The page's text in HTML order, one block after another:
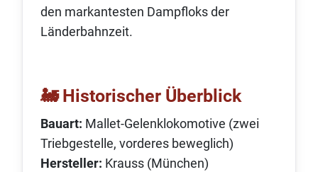
den markantesten Dampfloks der
Länderbahnzeit.
🚂 Historischer Überblick
Bauart: Mallet-Gelenklokomotive (zwei
Triebgestelle, vorderes beweglich)
Hersteller: Krauss (München)